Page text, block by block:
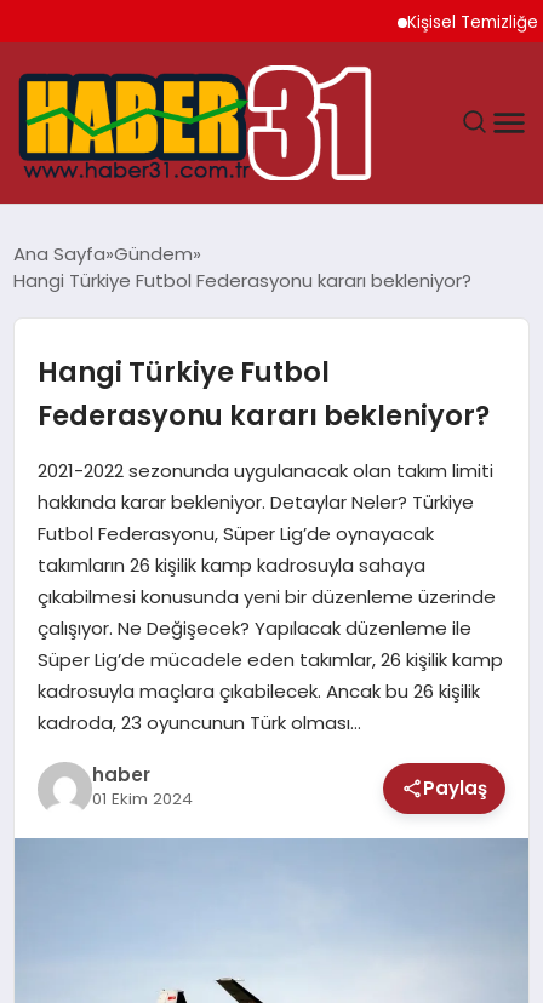
Kişisel Temizliğe
HATAY
YAŞAM
EKONOMI
GÜNDEM
MAGAZIN
SAĞLIK
TEKNOLOJI
Ana Sayfa Gündem
Hangi Türkiye Futbol Federasyonu kararı bekleniyor?
Hangi Türkiye Futbol
Federasyonu kararı bekleniyor?
2021-2022 sezonunda uygulanacak olan takım limiti
hakkında karar bekleniyor. Detaylar Neler? Türkiye
Futbol Federasyonu, Süper Lig’de oynayacak
takımların 26 kişilik kamp kadrosuyla sahaya
çıkabilmesi konusunda yeni bir düzenleme üzerinde
çalışıyor. Ne Değişecek? Yapılacak düzenleme ile
Süper Lig’de mücadele eden takımlar, 26 kişilik kamp
kadrosuyla maçlara çıkabilecek. Ancak bu 26 kişilik
kadroda, 23 oyuncunun Türk olması…
haber
01 Ekim 2024 Paylaş